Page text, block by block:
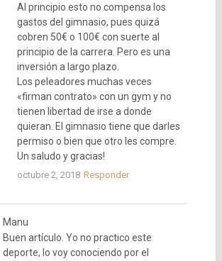
Al principio esto no compensa los
gastos del gimnasio, pues quizá
cobren 50€ o 100€ con suerte al
principio de la carrera. Pero es una
inversión a largo plazo.
Los peleadores muchas veces
«firman contrato» con un gym y no
tienen libertad de irse a donde
quieran. El gimnasio tiene que darles
permiso o bien que otro les compre.
Un saludo y gracias!
octubre 2, 2018 Responder
Manu
Buen artículo. Yo no practico este
deporte, lo voy conociendo por el